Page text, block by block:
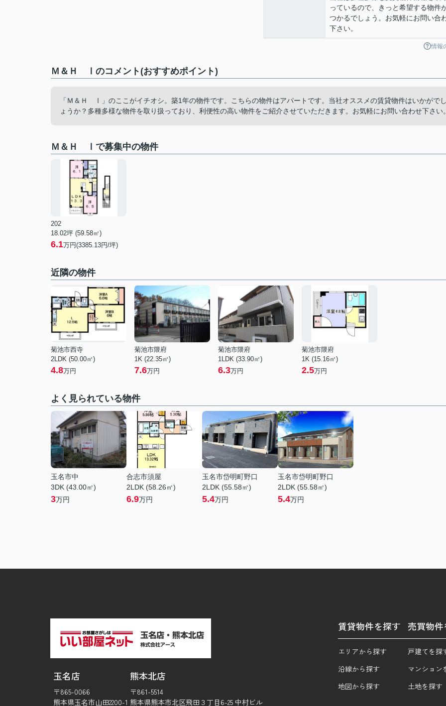
っているので、きっと希望する物件
つかるでしょう。お気軽にお問い合
下さい。
情報
Ｍ＆Ｈ Ⅰのコメント(おすすめポイント)
「Ｍ＆Ｈ Ⅰ」のここがイチオシ。築1年の物件です。こちらの物件はアパートです。当社オススメの賃貸物件はいかがでし
ょうか？多種多様な物件を取り扱っており、利便性の高い物件をご紹介させていただきます。お気軽にお問い合わせ下さい。
Ｍ＆Ｈ Ⅰで募集中の物件
202
18.02坪 (59.58㎡)
6.1万円(3385.13円/坪)
近隣の物件
菊池市西寺
2LDK (50.00㎡)
4.8万円
菊池市隈府
1K (22.35㎡)
7.6万円
菊池市隈府
1LDK (33.90㎡)
6.3万円
菊池市隈府
1K (15.16㎡)
2.5万円
よく見られている物件
玉名市中
3DK (43.00㎡)
3万円
合志市須屋
2LDK (58.26㎡)
6.9万円
玉名市岱明町野口
2LDK (55.58㎡)
5.4万円
玉名市岱明町野口
2LDK (55.58㎡)
5.4万円
玉名店
〒865-0066
熊本県玉名市山田2200-1
熊本北店
〒861-5514
熊本県熊本市北区飛田３丁目6-25 中村ビル
賃貸物件を探す
エリアから探す
沿線から探す
地図から探す
売買物
戸建てを探
マンション
土地を探す